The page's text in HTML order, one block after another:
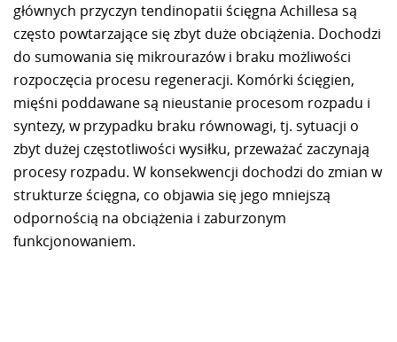
głównych przyczyn tendinopatii ścięgna Achillesa są
często powtarzające się zbyt duże obciążenia. Dochodzi
do sumowania się mikrourazów i braku możliwości
rozpoczęcia procesu regeneracji. Komórki ścięgien,
mięśni poddawane są nieustanie procesom rozpadu i
syntezy, w przypadku braku równowagi, tj. sytuacji o
zbyt dużej częstotliwości wysiłku, przeważać zaczynają
procesy rozpadu. W konsekwencji dochodzi do zmian w
strukturze ścięgna, co objawia się jego mniejszą
odpornością na obciążenia i zaburzonym
funkcjonowaniem.